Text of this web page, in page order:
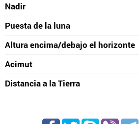
Nadir
Puesta de la luna
Altura encima/debajo el horizonte
Acimut
Distancia a la Tierra